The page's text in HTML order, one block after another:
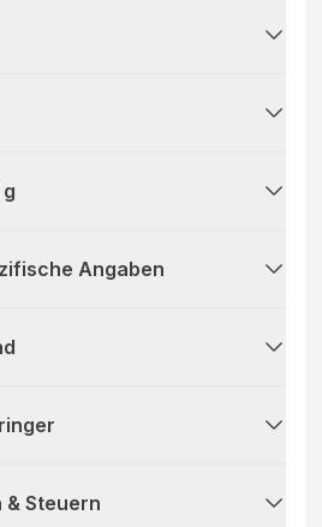
Angaben
Steuern